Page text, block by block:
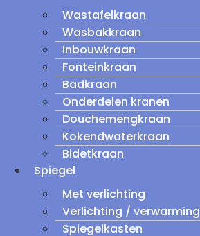
Wastafelkraan
Wasbakkraan
Inbouwkraan
Fonteinkraan
Badkraan
Onderdelen kranen
Douchemengkraan
Kokendwaterkraan
Bidetkraan
Spiegel
Met verlichting
Verlichting / verwarming
Spiegelkasten